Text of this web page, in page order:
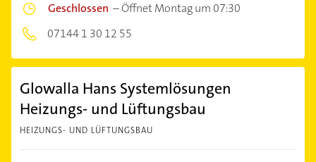
Geschlossen –Öffnet Montag um 07:30
07144 1 30 12 55
Glowalla Hans Systemlösungen
Heizungs- und Lüftungsbau
HEIZUNGS- UND LÜFTUNGSBAU